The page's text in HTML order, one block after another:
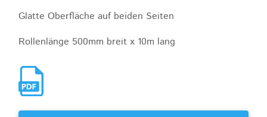
Glatte Oberfläche auf beiden Seiten
Rollenlänge 500mm breit x 10m lang